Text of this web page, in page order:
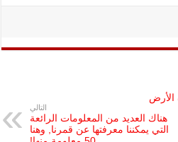
التالي
هناك العديد من المعلومات الرائعة
التي يمكننا معرفتها عن قمرنا, وهنا